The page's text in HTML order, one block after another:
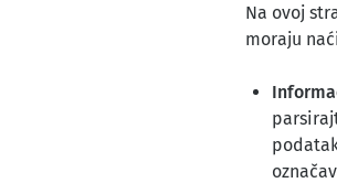
Na ovoj
moraju